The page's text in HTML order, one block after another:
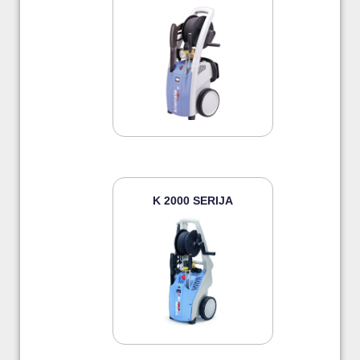
K 2000 SERIJA